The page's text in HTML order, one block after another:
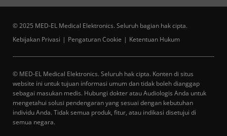
© 2025 MED-EL Medical Elektronics. Seluruh bagian hak cipta.
Kebijakan Privasi
Pengaturan Cookie Ketentuan Hukum
© MED-EL Medical Elektronics. Seluruh hak cipta. Konten di situs
website ini untuk tujuan informasi umum dan tidak boleh dianggap
sebagai masukan medis. Hubungi dokter atau Audiologis Anda untuk
mengetahui solusi pendengaran yang sesuai dengan kebutuhan
individu Anda. Tidak semua produk, fitur, atau indikasi disetujui di
semua negara.